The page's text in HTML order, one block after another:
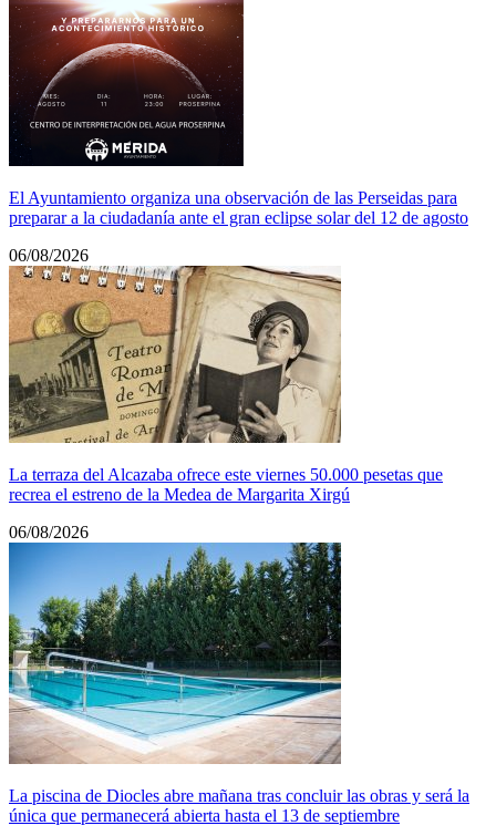
El Ayuntamiento organiza una observación de las Perseidas para
preparar a la ciudadanía ante el gran eclipse solar del 12 de agosto
06/08/2026
La terraza del Alcazaba ofrece este viernes 50.000 pesetas que
recrea el estreno de la Medea de Margarita Xirgú
06/08/2026
La piscina de Diocles abre mañana tras concluir las obras y será la
única que permanecerá abierta hasta el 13 de septiembre